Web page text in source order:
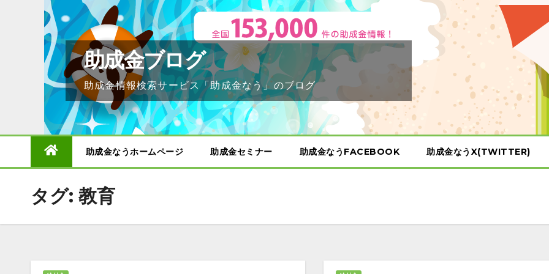
助成金ブログ
助成金情報検索サービス「助成金なう」のブログ
助成金なうホームページ 助成金セミナー 助成金なうFACEBOOK 助成金なうX(TWITTER)
タグ: 教育